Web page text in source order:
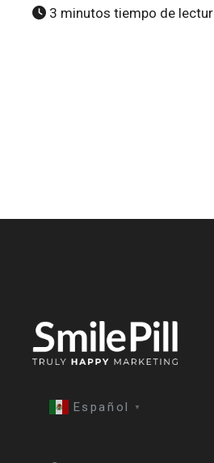
3 minutos tiempo de
Español ▼